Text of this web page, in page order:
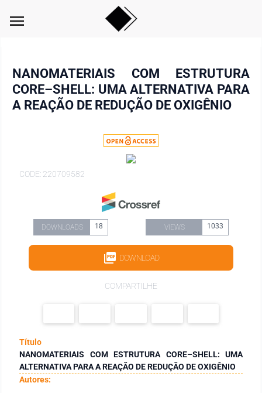
menu
NANOMATERIAIS COM ESTRUTURA
CORE–SHELL: UMA ALTERNATIVA PARA
A REAÇÃO DE REDUÇÃO DE OXIGÊNIO
CODE: 220709582
DOWNLOADS 18 VIEWS 1033
DOWNLOAD
COMPARTILHE
Título
NANOMATERIAIS COM ESTRUTURA CORE–SHELL: UMA
ALTERNATIVA PARA A REAÇÃO DE REDUÇÃO DE OXIGÊNIO
Autores: